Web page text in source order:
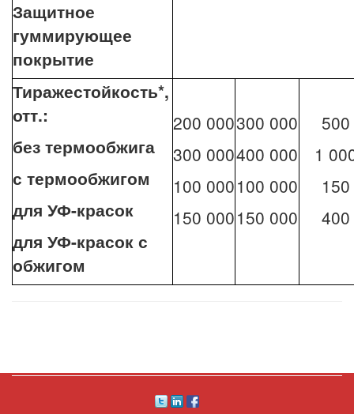
Защитное
гуммирующее
покрытие
Тиражестойкость*,
отт.:
без термообжига
с термообжигом
для УФ-красок
для УФ-красок с
обжигом
200 000
300 000
100 000
150 000
300 000
400 000
100 000
150 000
1